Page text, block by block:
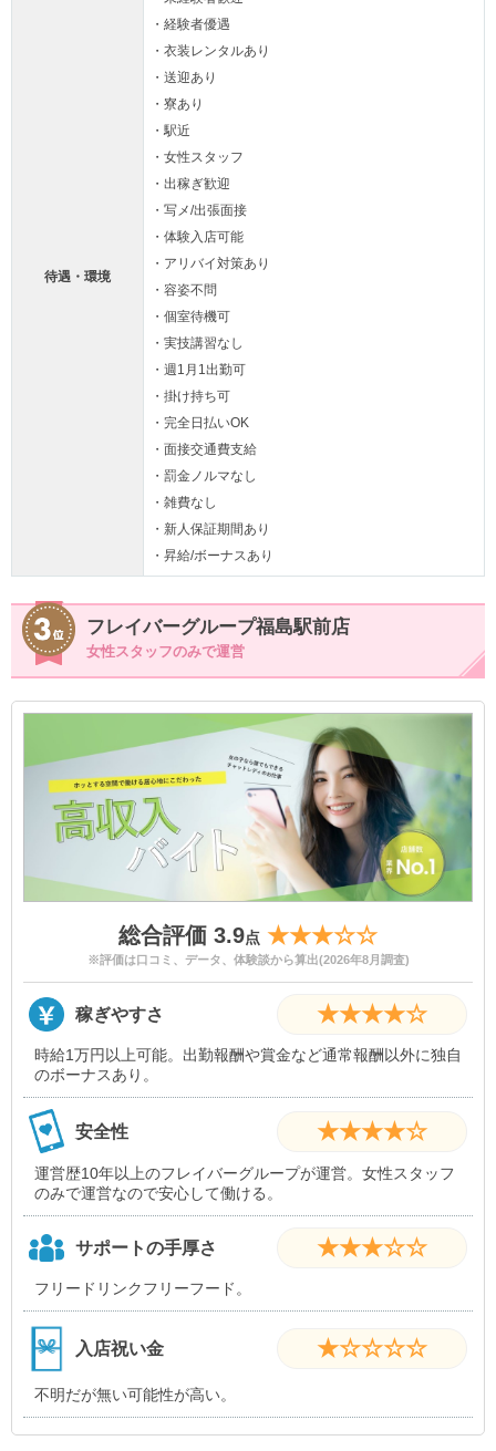
待遇・環境
・経験者優遇
・衣装レンタルあり
・送迎あり
・寮あり
・駅近
・女性スタッフ
・出稼ぎ歓迎
・写メ/出張面接
・体験入店可能
・アリバイ対策あり
・容姿不問
・個室待機可
・実技講習なし
・週1月1出勤可
・掛け持ち可
・完全日払いOK
・面接交通費支給
・罰金ノルマなし
・雑費なし
・新人保証期間あり
・昇給/ボーナスあり
フレイバーグループ福島駅前店
女性スタッフのみで運営
総合評価 3.9点 ★★★☆☆
※評価は口コミ、データ、体験談から算出(2026年8月調査)
稼ぎやすさ ★★★★☆
時給1万円以上可能。出勤報酬や賞金など通常報酬以外に独自
のボーナスあり。
安全性 ★★★★☆
運営歴10年以上のフレイバーグループが運営。女性スタッフ
のみで運営なので安心して働ける。
サポートの手厚さ ★★★☆☆
フリードリンクフリーフード。
入店祝い金 ★☆☆☆☆
不明だが無い可能性が高い。